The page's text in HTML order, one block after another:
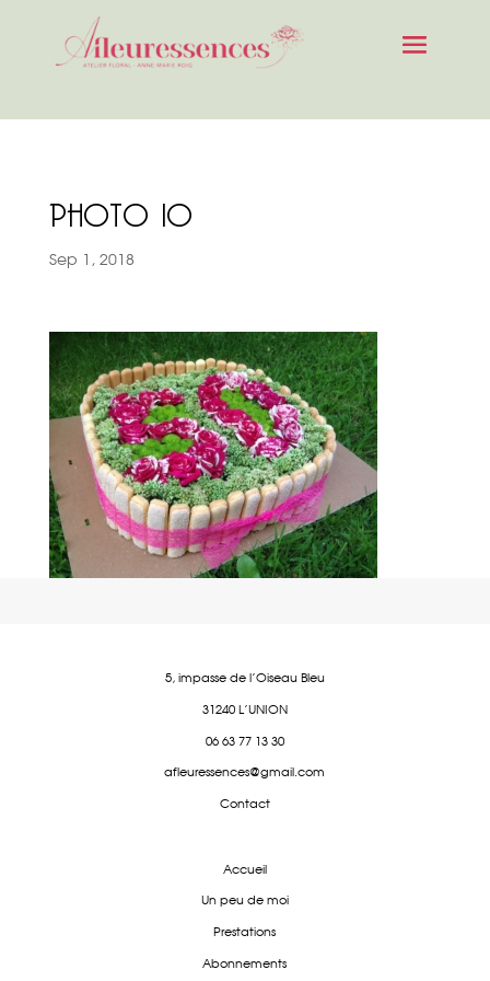
PHOTO 10
Sep 1, 2018
5, impasse de l'Oiseau Bleu
31240 L'UNION
06 63 77 13 30
afleuressences@gmail.com
Contact
Accueil
Un peu de moi
Prestations
Abonnements